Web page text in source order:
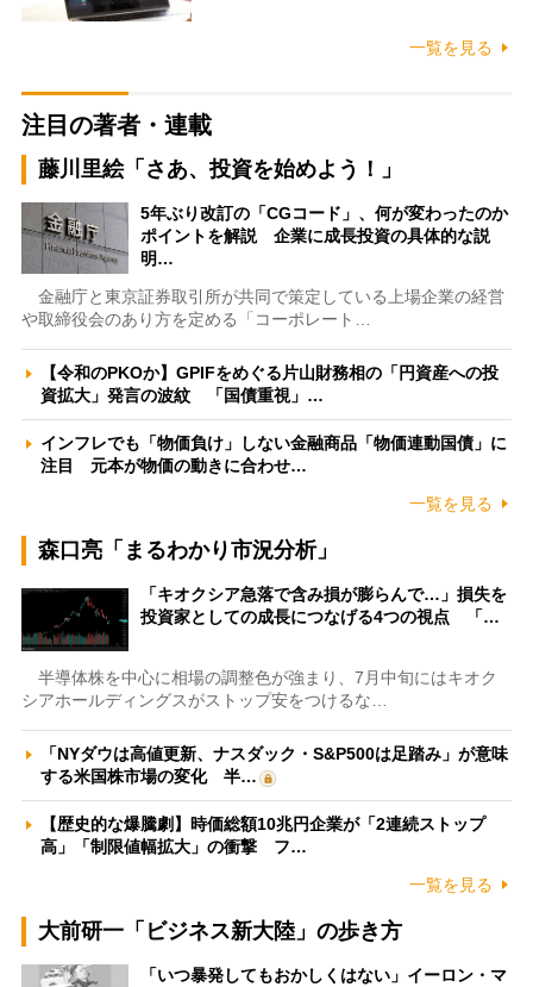
一覧を見る
注目の著者・連載
藤川里絵「さあ、投資を始めよう！」
5年ぶり改訂の「CGコード」、何が変わったのか
ポイントを解説 企業に成長投資の具体的な説
明…
金融庁と東京証券取引所が共同で策定している上場企業の経営
や取締役会のあり方を定める「コーポレート…
【令和のPKOか】GPIFをめぐる片山財務相の「円資産への投
資拡大」発言の波紋 「国債重視」…
インフレでも「物価負け」しない金融商品「物価連動国債」に
注目 元本が物価の動きに合わせ…
一覧を見る
森口亮「まるわかり市況分析」
「キオクシア急落で含み損が膨らんで…」損失を
投資家としての成長につなげる4つの視点 「…
半導体株を中心に相場の調整色が強まり、7月中旬にはキオク
シアホールディングスがストップ安をつけるな…
「NYダウは高値更新、ナスダック・S&P500は足踏み」が意味
する米国株市場の変化 半…
【歴史的な爆騰劇】時価総額10兆円企業が「2連続ストップ
高」「制限値幅拡大」の衝撃 フ…
一覧を見る
大前研一「ビジネス新大陸」の歩き方
「いつ暴発してもおかしくはない」イーロン・マ